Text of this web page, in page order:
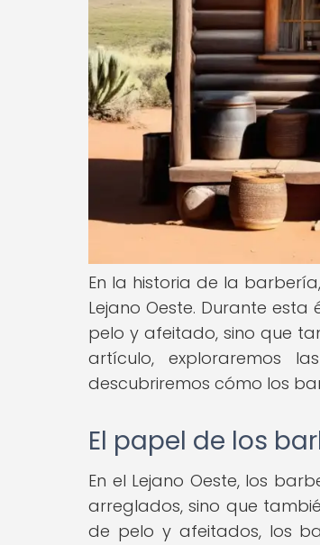
En la historia de la
Lejano Oeste. Durante
pelo y afeitado, sino que
artículo, exploraremos
descubriremos cómo los
El papel de los
En el Lejano Oeste, los
arreglados, sino que
de pelo y afeitados, los